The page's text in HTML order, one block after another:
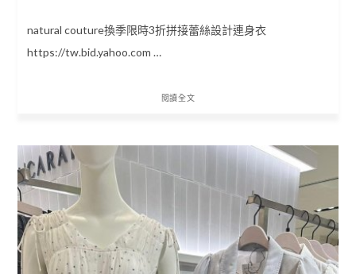
natural couture換季限時3折拼接蕾絲設計連身衣
https://tw.bid.yahoo.com …
閱讀全文